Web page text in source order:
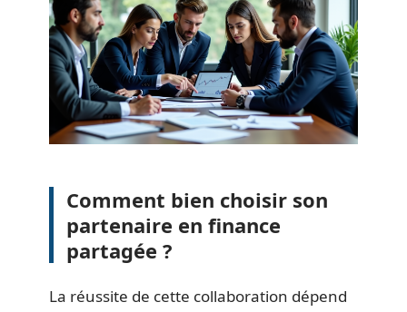
Comment bien choisir son
partenaire en finance
partagée ?
La réussite de cette collaboration dépend